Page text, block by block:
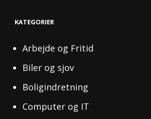
KATEGORIER
Arbejde og Fritid
Biler og sjov
Boligindretning
Computer og IT